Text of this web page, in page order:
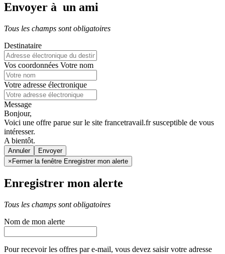
Envoyer à un ami
Tous les champs sont obligatoires
Destinataire
Vos coordonnées Votre nom
Votre adresse électronique
Message
Bonjour,
Voici une offre parue sur le site francetravail.fr susceptible de vous
intéresser.
A bientôt.
Annuler
× Fermer la fenêtre Enregistrer mon alerte
Enregistrer mon alerte
Tous les champs sont obligatoires
Nom de mon alerte
Pour recevoir les offres par e-mail, vous devez saisir votre adresse